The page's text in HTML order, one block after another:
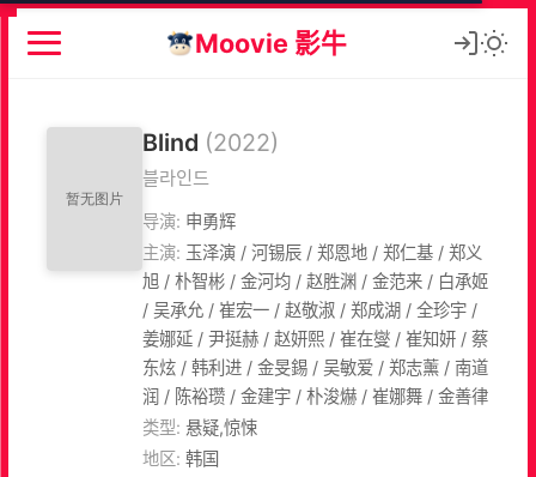
Moovie 影牛
Blind (2022)
블라인드
导演: 申勇辉
主演: 玉泽演 / 河锡辰 / 郑恩地 / 郑仁基 / 郑义
旭 / 朴智彬 / 金河均 / 赵胜渊 / 金范来 / 白承姬
/ 吴承允 / 崔宏一 / 赵敬淑 / 郑成湖 / 全珍宇 /
姜娜延 / 尹挺赫 / 赵妍熙 / 崔在燮 / 崔知妍 / 蔡
东炫 / 韩利进 / 金旻錫 / 吴敏爱 / 郑志薰 / 南道
润 / 陈裕瓒 / 金建宇 / 朴浚爀 / 崔娜舞 / 金善律
类型: 悬疑,惊悚
地区: 韩国